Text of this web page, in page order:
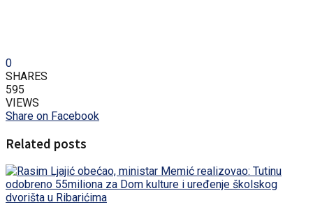
0
SHARES
595
VIEWS
Share on Facebook
Related posts